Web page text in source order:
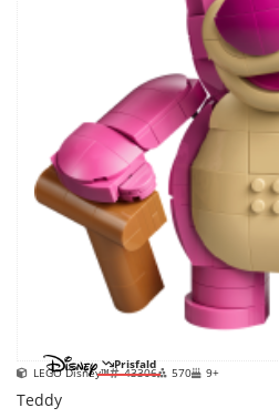
Prisfald
LEGO Disney™ 43306 570 9+
Teddy